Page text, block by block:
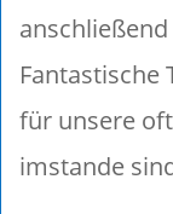
Fantastische
für unsere
imstande